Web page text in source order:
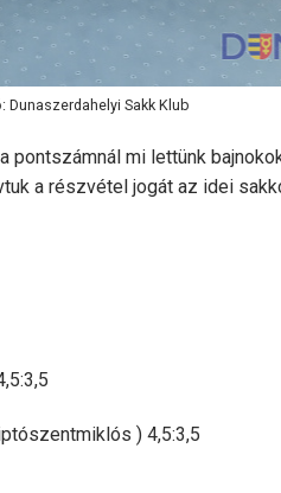
Dunaszerdahelyi Sakk Klub
mi lettünk
a részvétel jogát az idei
) 4,5:3,5